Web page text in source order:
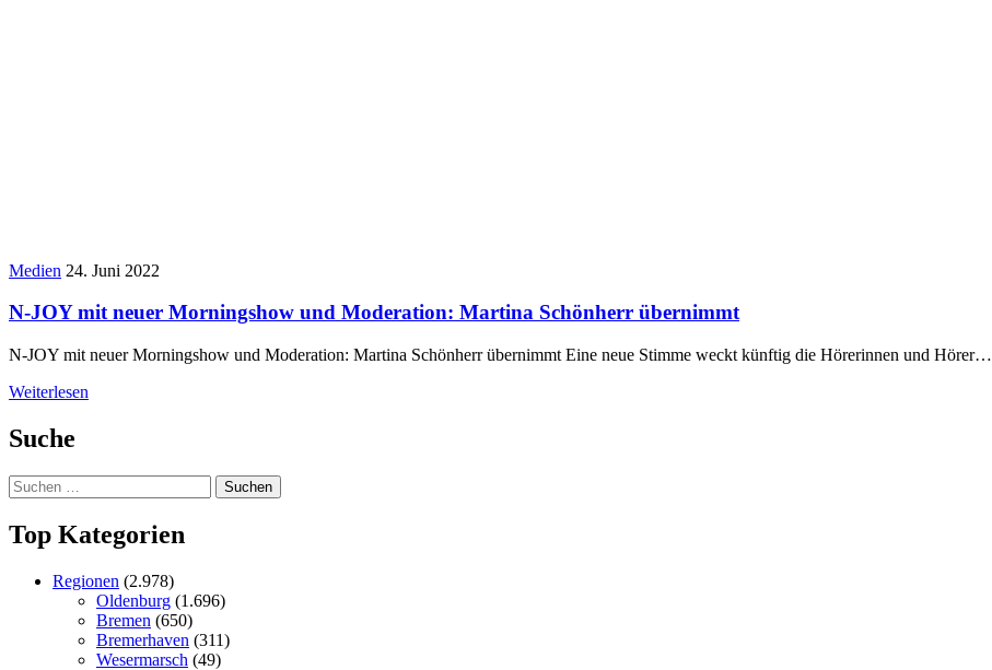
Medien 24. Juni 2022
N-JOY mit neuer Morningshow und Moderation: Martina Schönherr übernimmt
N-JOY mit neuer Morningshow und Moderation: Martina Schönherr übernimmt Eine neue Stimme weckt künftig die Hörerinnen und Hörer…
Weiterlesen
Suche
Suchen
nach:
Top Kategorien
Regionen (2.978)
Oldenburg (1.696)
Bremen (650)
Bremerhaven (311)
Wesermarsch (49)